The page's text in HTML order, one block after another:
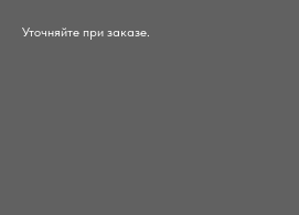
Уточняйте при заказе.